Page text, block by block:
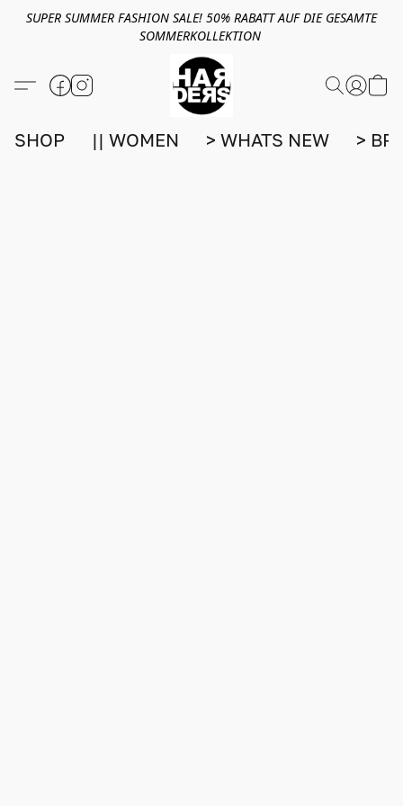
SUPER SUMMER FASHION SALE! 50% RABATT AUF DIE GESAMTE
SOMMERKOLLEKTION
SHOP || WOMEN > WHATS NEW >